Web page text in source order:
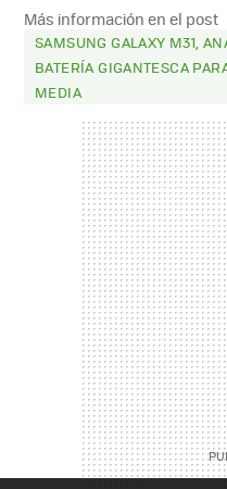
MAIL
Más información en el post
SAMSUNG GALAXY M31,
BATERÍA GIGANTESCA
MEDIA